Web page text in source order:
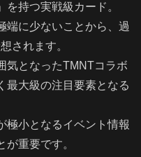
持つ実戦級カード。
端に少ないことから、過
されます。
気となったTMNTコラボ
最大級の注目要素となる
極小となるイベント情報
重要です。